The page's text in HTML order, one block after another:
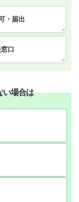
・届出
口
い場合は